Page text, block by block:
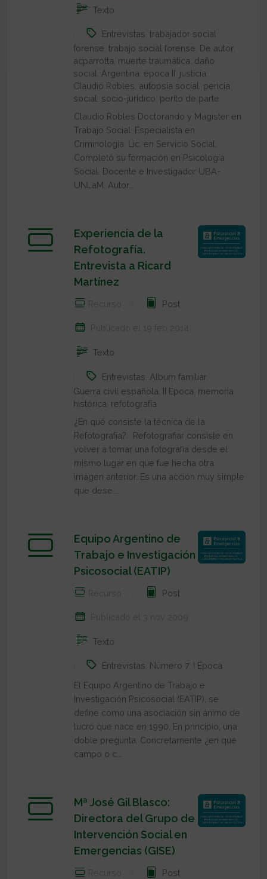
Texto
Entrevistas trabajador social
forense trabajo social forense De autor,
acparrotta muerte traumática daño
social Argentina época II justicia
Claudio Robles autopsia social pericia
social socio-jurídico perito de parte
Claudio Robles Doctorando y Magister en
Trabajo Social. Especialista en
Criminología. Lic. en Servicio Social.
Completó su formación en Psicología
Social. Docente e Investigador UBA-
UNLaM. Autor...
Experiencia de la
Refotografía.
Entrevista a Ricard
Martínez
Recurso Post
Publicado el 19 feb 2014
Texto
Entrevistas Album familiar,
Guerra civil española II Época memoria
histórica refotografía
¿En qué consiste la técnica de la
Refotografía?. Refotografiar consiste en
volver a tomar una fotografía desde el
mismo lugar en que fue hecha otra
imagen anterior. Es una acción muy simple
que dese...
Equipo Argentino de
Trabajo e Investigación
Psicosocial (EATIP)
Recurso Post
Publicado el 3 nov 2009
Texto
Entrevistas Número 7
I Época
El Equipo Argentino de Trabajo e
Investigación Psicosocial (EATIP), se
define como una asociación sin ánimo de
lucro que nace en 1990. En principio, una
doble pregunta. Concretamente ¿en qué
campo o c...
Mª José Gil Blasco:
Directora del Grupo de
Intervención Social en
Emergencias (GISE)
Recurso Post